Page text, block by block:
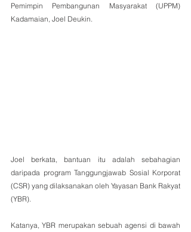
Pemimpin Pembangunan Masyarakat (UPPM)
Kadamaian, Joel Deukin.
Joel berkata, bantuan itu adalah sebahagian
daripada program Tanggungjawab Sosial Korporat
(CSR) yang dilaksanakan oleh Yayasan Bank Rakyat
(YBR).
Katanya, YBR merupakan sebuah agensi di bawah